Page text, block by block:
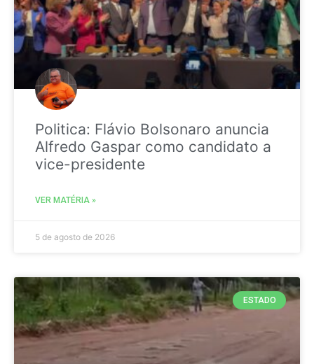
Politica: Flávio Bolsonaro anuncia
Alfredo Gaspar como candidato a
vice-presidente
VER MATÉRIA »
5 de agosto de 2026
ESTADO